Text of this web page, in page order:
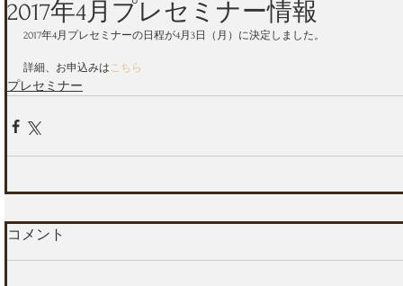
2017年4月プレセミナー情報
2017年4月プレセミナーの日程が4月3日（月）に決定しました。
詳細、お申込みはこちら
プレセミナー
コメント